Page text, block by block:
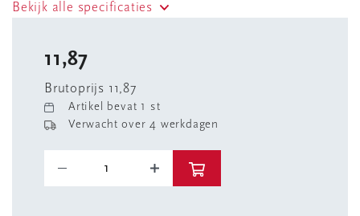
Bekijk alle specificaties
11,87
Brutoprijs 11,87
Artikel bevat 1 st
Verwacht over 4 werkdagen